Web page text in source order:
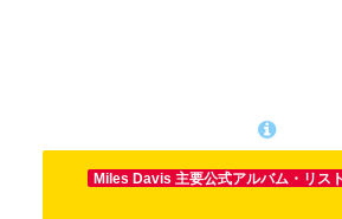
Miles Davis 主要公式アルバム・リス